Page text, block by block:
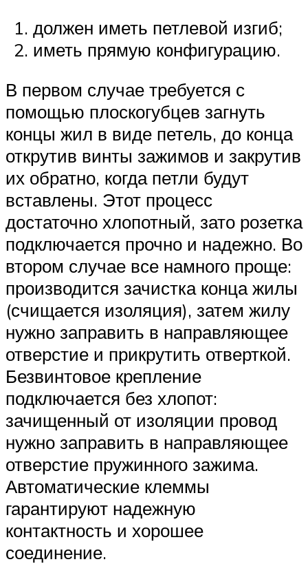
должен иметь петлевой изгиб;
иметь прямую конфигурацию.
В первом случае требуется с
помощью плоскогубцев загнуть
концы жил в виде петель, до конца
открутив винты зажимов и закрутив
их обратно, когда петли будут
вставлены. Этот процесс
достаточно хлопотный, зато розетка
подключается прочно и надежно. Во
втором случае все намного проще:
производится зачистка конца жилы
(счищается изоляция), затем жилу
нужно заправить в направляющее
отверстие и прикрутить отверткой.
Безвинтовое крепление
подключается без хлопот:
зачищенный от изоляции провод
нужно заправить в направляющее
отверстие пружинного зажима.
Автоматические клеммы
гарантируют надежную
контактность и хорошее
соединение.